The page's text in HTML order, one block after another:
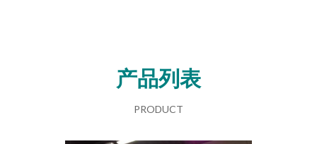
产品列表
PRODUCT